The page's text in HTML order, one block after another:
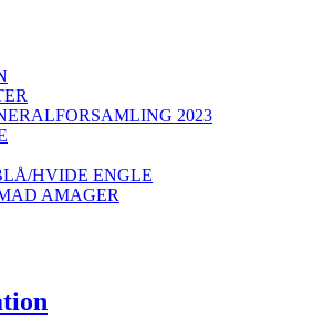
2023
HVIDE ENGLE
AMAGER